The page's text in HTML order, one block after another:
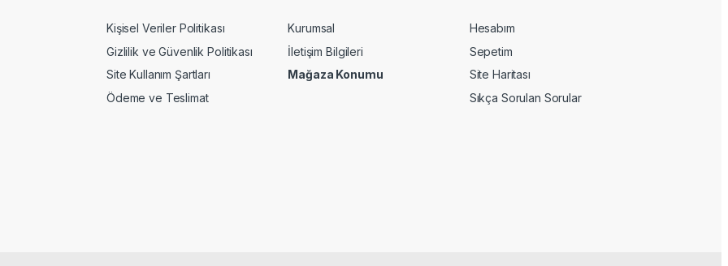
Kişisel Veriler Politikası
Gizlilik ve Güvenlik Politikası
Site Kullanım Şartları
Ödeme ve Teslimat
Kurumsal
İletişim Bilgileri
Mağaza Konumu
Hesabım
Sepetim
Site Haritası
Sıkça Sorulan Sorular